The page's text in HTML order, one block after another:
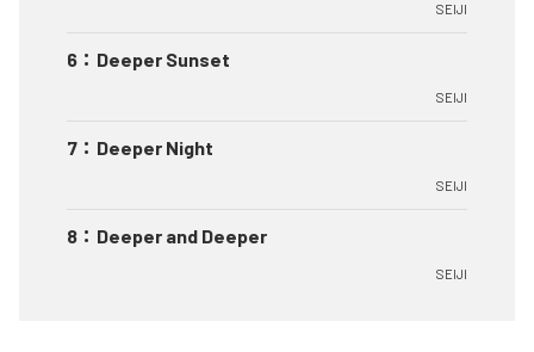
SEIJI
6 ： Deeper Sunset
SEIJI
7 ： Deeper Night
SEIJI
8 ： Deeper and Deeper
SEIJI